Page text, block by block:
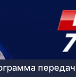
передач